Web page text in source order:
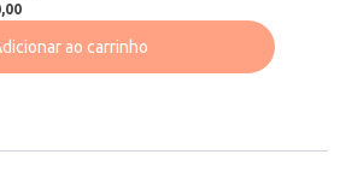
ao carrinho